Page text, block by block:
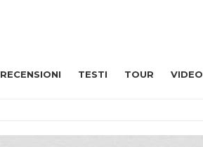
RECENSIONI TESTI TOUR VIDEO